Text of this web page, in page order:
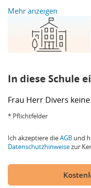
Mehr anzeigen
In diese Schule
Frau Herr Divers
* Pflichtfelder
Ich akzeptiere dieAGB und
Datenschutzhinweisezur